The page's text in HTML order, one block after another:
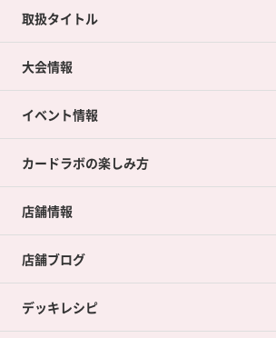
取扱タイトル
大会情報
イベント情報
カードラボの楽しみ方
店舗情報
店舗ブログ
デッキレシピ